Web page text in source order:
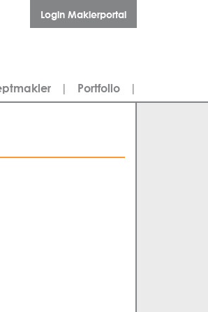
Login Maklerportal
| Portfolio |